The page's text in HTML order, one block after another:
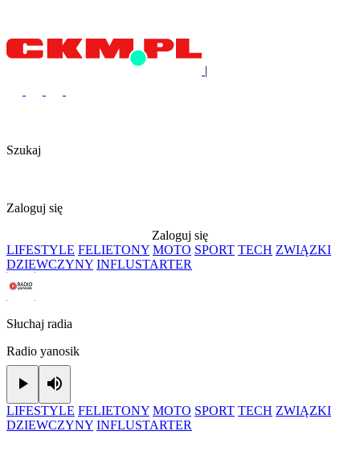
|
Szukaj
Zaloguj się
Zaloguj się
LIFESTYLE FELIETONY MOTO SPORT TECH ZWIĄZKI
DZIEWCZYNY INFLUSTARTER
Słuchaj radia
Radio yanosik
Play
LIFESTYLE FELIETONY MOTO SPORT TECH ZWIĄZKI
DZIEWCZYNY INFLUSTARTER